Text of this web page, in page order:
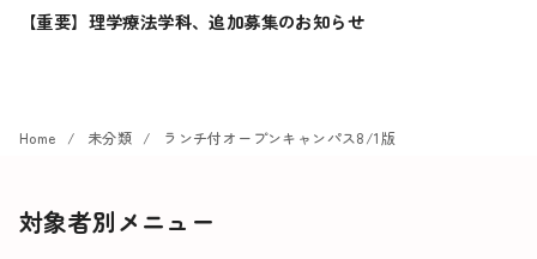
【重要】理学療法学科、追加募集のお知らせ
Home 未分類 ランチ付オープンキャンパス8/1版
対象者別メニュー